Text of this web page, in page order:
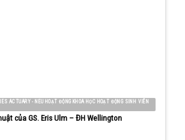
ACTUARY - NEU HOẠT ĐỘNG KHOA HỌC HOẠT ĐỘNG SINH VIÊN
của GS. Eris Ulm – ĐH Wellington